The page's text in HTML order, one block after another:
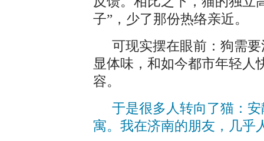
子”，少了那份热络亲近。
可现实摆在眼前：狗需
显体味，和如今都市年轻人
容。
于是很多人转向了猫：
寓。我在济南的朋友，几乎